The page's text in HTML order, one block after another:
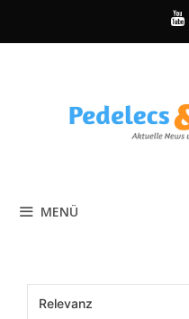
MENÜ